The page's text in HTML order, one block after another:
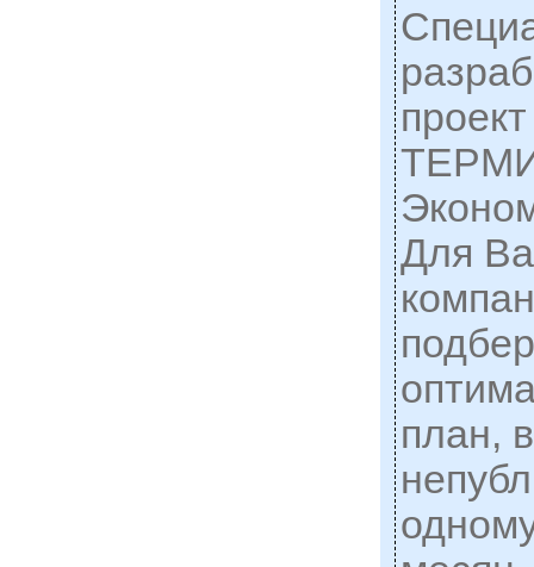
Для
план,